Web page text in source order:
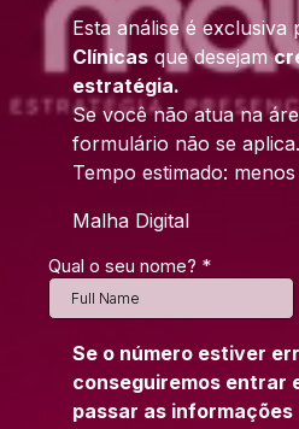
Esta análise é exclusiva
Clínicas que desejam
estratégia.
Se você não atua na
formulário não se aplica.
Tempo estimado:
Malha Digital
Qual o seu nome? *
Se o número estiver
conseguiremos entrar
passar as informações